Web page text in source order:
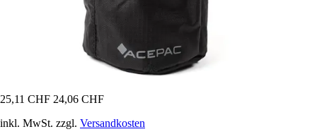
25,11 CHF 24,06 CHF
inkl. MwSt. zzgl. Versandkosten